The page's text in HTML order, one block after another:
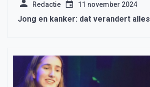
Redactie 11 november 2024
Jong en kanker: dat verandert alles